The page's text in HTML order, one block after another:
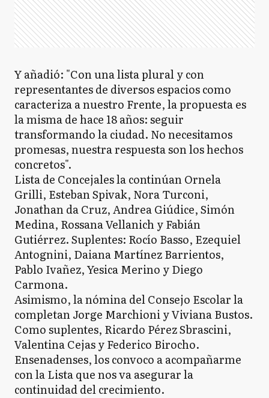
Y añadió: "Con una lista plural y con
representantes de diversos espacios como
caracteriza a nuestro Frente, la propuesta es
la misma de hace 18 años: seguir
transformando la ciudad. No necesitamos
promesas, nuestra respuesta son los hechos
concretos".
Lista de Concejales la continúan Ornela
Grilli, Esteban Spivak, Nora Turconi,
Jonathan da Cruz, Andrea Giúdice, Simón
Medina, Rossana Vellanich y Fabián
Gutiérrez. Suplentes: Rocío Basso, Ezequiel
Antognini, Daiana Martínez Barrientos,
Pablo Ivañez, Yesica Merino y Diego
Carmona.
Asimismo, la nómina del Consejo Escolar la
completan Jorge Marchioni y Viviana Bustos.
Como suplentes, Ricardo Pérez Sbrascini,
Valentina Cejas y Federico Birocho.
Ensenadenses, los convoco a acompañarme
con la Lista que nos va asegurar la
continuidad del crecimiento.